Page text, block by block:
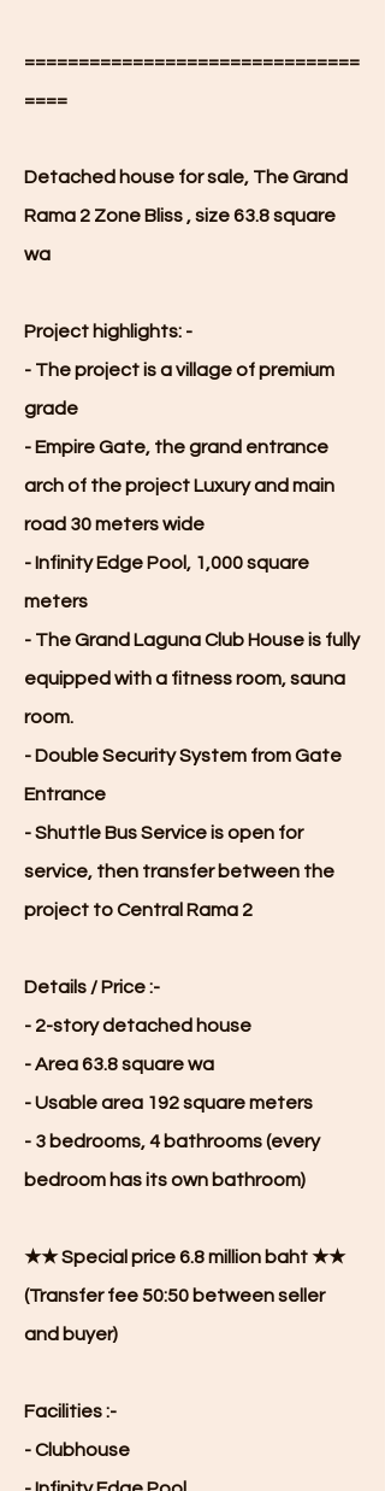
===============================
====
Detached house for sale, The Grand
Rama 2 Zone Bliss , size 63.8 square
wa
Project highlights: -
- The project is a village of premium
grade
- Empire Gate, the grand entrance
arch of the project Luxury and main
road 30 meters wide
- Infinity Edge Pool, 1,000 square
meters
- The Grand Laguna Club House is fully
equipped with a fitness room, sauna
room.
- Double Security System from Gate
Entrance
- Shuttle Bus Service is open for
service, then transfer between the
project to Central Rama 2
Details / Price :-
- 2-story detached house
- Area 63.8 square wa
- Usable area 192 square meters
- 3 bedrooms, 4 bathrooms (every
bedroom has its own bathroom)
★★ Special price 6.8 million baht ★★
(Transfer fee 50:50 between seller
and buyer)
Facilities :-
- Clubhouse